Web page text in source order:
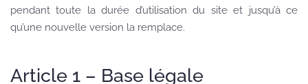
pendant toute la durée d’utilisation du site et jusqu’à ce
qu’une nouvelle version la remplace.
Article 1 – Base légale